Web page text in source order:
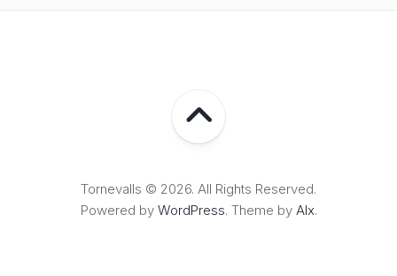
Tornevalls © 2026. All Rights Reserved.
Powered by WordPress. Theme by Alx.